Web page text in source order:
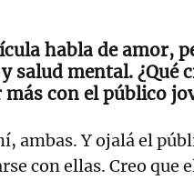
habla de amor,
salud mental. ¿Qué
con el público
ambas. Y ojalá el
con ellas. Creo que